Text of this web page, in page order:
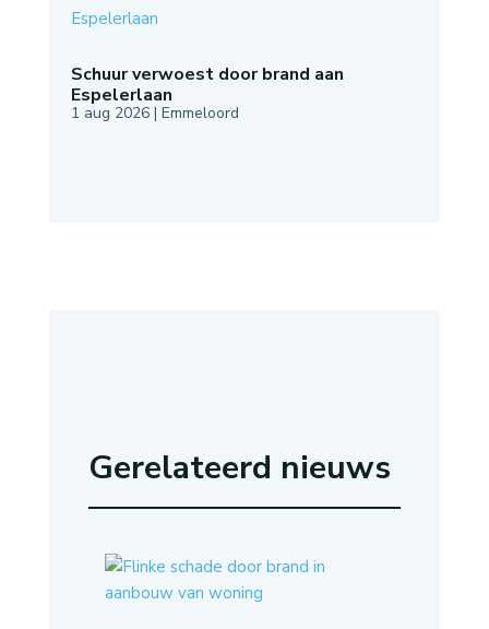
Schuur verwoest door brand aan
Espelerlaan
1 aug 2026| Emmeloord
Gerelateerd nieuws